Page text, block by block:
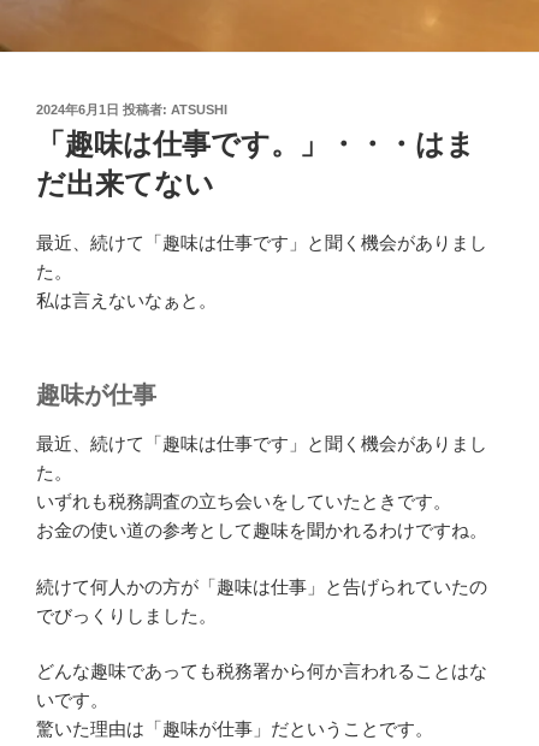
投
2024年6月1日 投稿者: ATSUSHI
「趣味は仕事です。」・・・はま
だ出来てない
最近、続けて「趣味は仕事です」と聞く機会がありまし
た。
私は言えないなぁと。
趣味が仕事
最近、続けて「趣味は仕事です」と聞く機会がありまし
た。
いずれも税務調査の立ち会いをしていたときです。
お金の使い道の参考として趣味を聞かれるわけですね。
続けて何人かの方が「趣味は仕事」と告げられていたの
でびっくりしました。
どんな趣味であっても税務署から何か言われることはな
いです。
驚いた理由は「趣味が仕事」だということです。